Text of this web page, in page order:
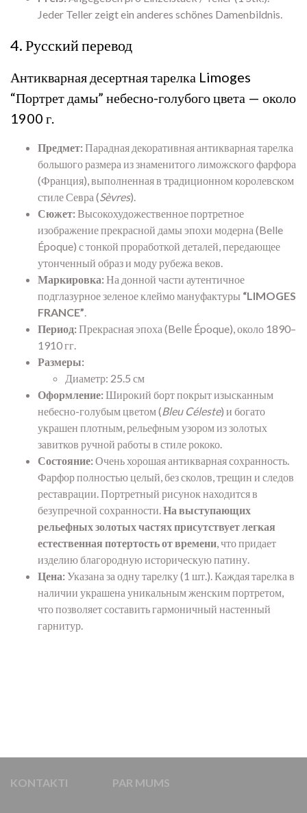
Jeder Teller zeigt ein anderes schönes Damenbildnis.
4. Русский перевод
Антикварная десертная тарелка Limoges
“Портрет дамы” небесно-голубого цвета — около
1900 г.
Предмет:Парадная декоративная антикварная тарелка
большого размера из знаменитого лиможского фарфора
(Франция), выполненная в традиционном королевском
стиле Севра (Sèvres).
Сюжет:Высокохудожественное портретное
изображение прекрасной дамы эпохи модерна (Belle
Époque) с тонкой проработкой деталей, передающее
утонченный образ и моду рубежа веков.
Маркировка:На донной части аутентичное
подглазурное зеленое клеймо мануфактуры “LIMOGES
FRANCE”.
Период:Прекрасная эпоха (Belle Époque), около 1890–
1910 гг.
Размеры:
Диаметр: 25.5 см
Оформление:Широкий борт покрыт изысканным
небесно-голубым цветом (Bleu Céleste) и богато
украшен плотным, рельефным узором из золотых
завитков ручной работы в стиле рококо.
Состояние:Очень хорошая антикварная сохранность.
Фарфор полностью целый, без сколов, трещин и следов
реставрации. Портретный рисунок находится в
безупречной сохранности.На выступающих
рельефных золотых частях присутствует легкая
естественная потертость от времени, что придает
изделию благородную историческую патину.
Цена:Указана за одну тарелку (1 шт.). Каждая тарелка в
наличии украшена уникальным женским портретом,
что позволяет составить гармоничный настенный
гарнитур.
KONTAKTI PAR MUMS